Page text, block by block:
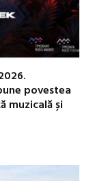
povestea
muzicală și